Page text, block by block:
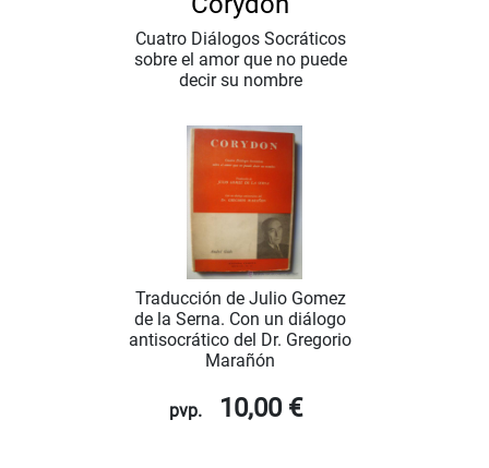
Cuatro Diálogos Socráticos
sobre el amor que no puede
decir su nombre
Traducción de Julio Gomez
de la Serna. Con un diálogo
antisocrático del Dr. Gregorio
Marañón
pvp. 10,00 €